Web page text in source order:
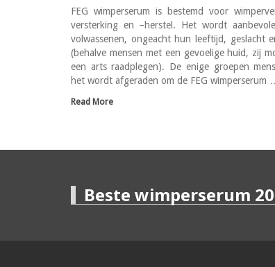
FEG wimperserum is bestemd voor
versterking en –herstel. Het wordt
volwassenen, ongeacht hun leeftijd, geslacht
(behalve mensen met een gevoelige huid, zij
een arts raadplegen). De enige groepen
het wordt afgeraden om de FEG wimperserum
Read More
Beste wimperserum